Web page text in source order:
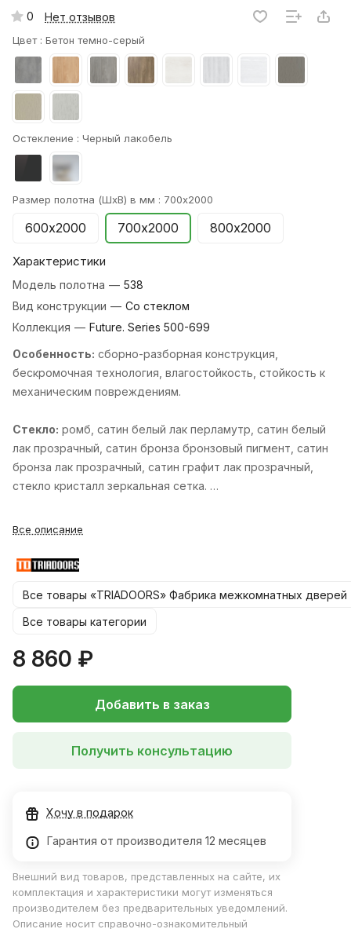
0 Нет отзывов
Цвет : Бетон темно-серый
Остекление : Черный лакобель
Размер полотна (ШхВ) в мм : 700х2000
600х2000 700х2000 800х2000
Характеристики
Модель полотна — 538
Вид конструкции — Со стеклом
Коллекция — Future. Series 500-699
Особенность: cборно-разборная конструкция,
бескромочная технология, влагостойкость, стойкость к
механическим повреждениям.
Стекло: ромб, cатин белый лак перламутр, cатин белый
лак прозрачный, cатин бронза бронзовый пигмент, cатин
бронза лак прозрачный, cатин графит лак прозрачный,
cтекло кристалл зеркальная сетка.
Стандартные размеры:
Все описание
Все товары «TRIADOORS» Фабрика межкомнатных дверей
Все товары категории
8 860 ₽
Добавить в заказ
Получить консультацию
Хочу в подарок
Гарантия от производителя 12 месяцев
Внешний вид товаров, представленных на сайте, их
комплектация и характеристики могут изменяться
производителем без предварительных уведомлений.
Описание носит справочно-ознакомительный